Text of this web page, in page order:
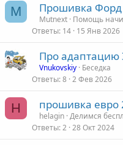
M Прошивка Форд
Mutnext Помощь
Ответы 14 15 Янв 2026
Про адаптацию
Vnukovskiy Беседка
Ответы 8 2 Фев 2026
H прошивка евро
helagin Делимся
Ответы 2 28 Окт 2024